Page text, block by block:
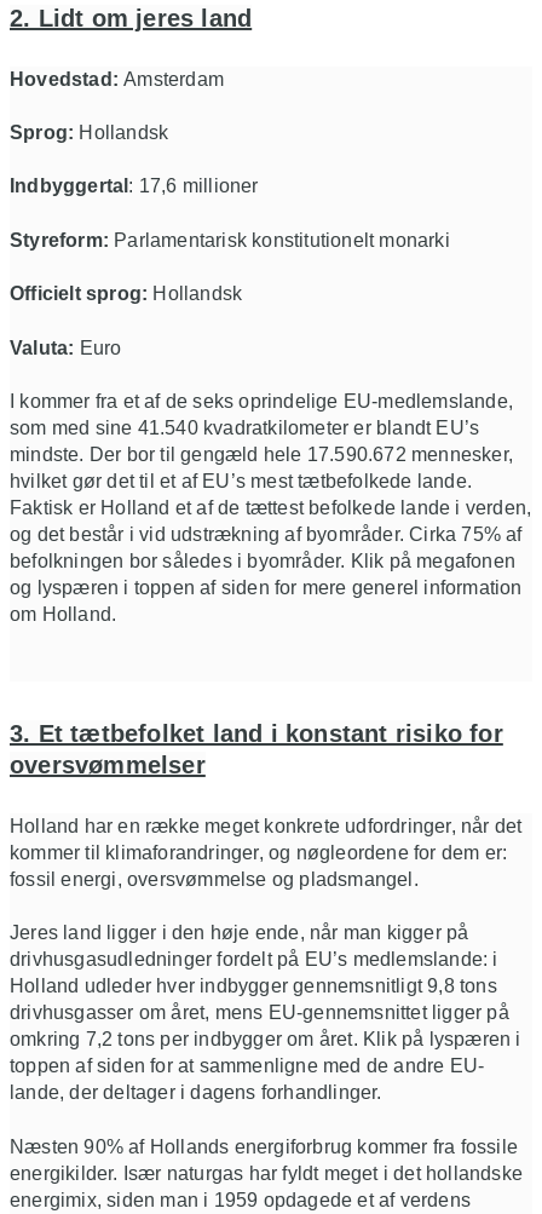
2. Lidt om jeres land
Hovedstad:Amsterdam
Sprog: Hollandsk
Indbyggertal : 17,6 millioner
Styreform: Parlamentarisk konstitutionelt monarki
Officielt sprog: Hollandsk
Valuta: Euro
I kommer fra et af de seks oprindelige EU-medlemslande,
som med sine 41.540 kvadratkilometer er blandt EU’s
mindste. Der bor til gengæld hele 17.590.672 mennesker,
hvilket gør det til et af EU’s mest tætbefolkede lande.
Faktisk er Holland et af de tættest befolkede lande i verden,
og det består i vid udstrækning af byområder. Cirka 75% af
befolkningen bor således i byområder. Klik på megafonen
og lyspæren i toppen af siden for mere generel information
om Holland.
3. Et tætbefolket land i konstant risiko for
oversvømmelser
Holland har en række meget konkrete udfordringer, når det
kommer til klimaforandringer, og nøgleordene for dem er:
fossil energi, oversvømmelse og pladsmangel.
Jeres land ligger i den høje ende, når man kigger på
drivhusgasudledninger fordelt på EU’s medlemslande: i
Holland udleder hver indbygger gennemsnitligt 9,8 tons
drivhusgasser om året, mens EU-gennemsnittet ligger på
omkring 7,2 tons per indbygger om året. Klik på lyspæren i
toppen af siden for at sammenligne med de andre EU-
lande, der deltager i dagens forhandlinger.
Næsten 90% af Hollands energiforbrug kommer fra fossile
energikilder. Især naturgas har fyldt meget i det hollandske
energimix, siden man i 1959 opdagede et af verdens